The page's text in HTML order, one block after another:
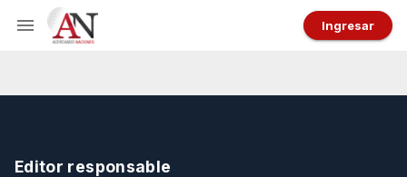
Ingresar
Editor responsable